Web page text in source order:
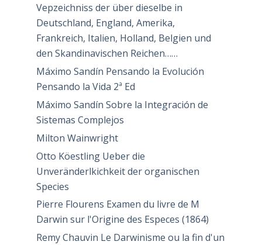
Vepzeichniss der über dieselbe in
Deutschland, England, Amerika,
Frankreich, Italien, Holland, Belgien und
den Skandinavischen Reichen……
Máximo Sandín Pensando la Evolución
Pensando la Vida 2ª Ed
Máximo Sandín Sobre la Integración de
Sistemas Complejos
Milton Wainwright
Otto Köestling Ueber die
Unveränderlkichkeit der organischen
Species
Pierre Flourens Examen du livre de M
Darwin sur l'Origine des Especes (1864)
Remy Chauvin Le Darwinisme ou la fin d'un